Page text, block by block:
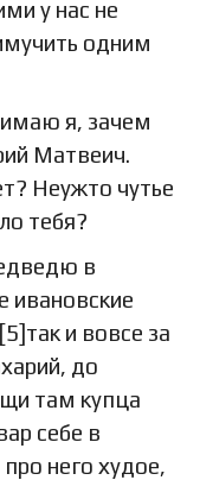
у нас не
одним
я, зачем
Матвеич.
Неужто чутье
тебя?
в
ивановские
и вовсе за
до
там купца
себе в
него худое,